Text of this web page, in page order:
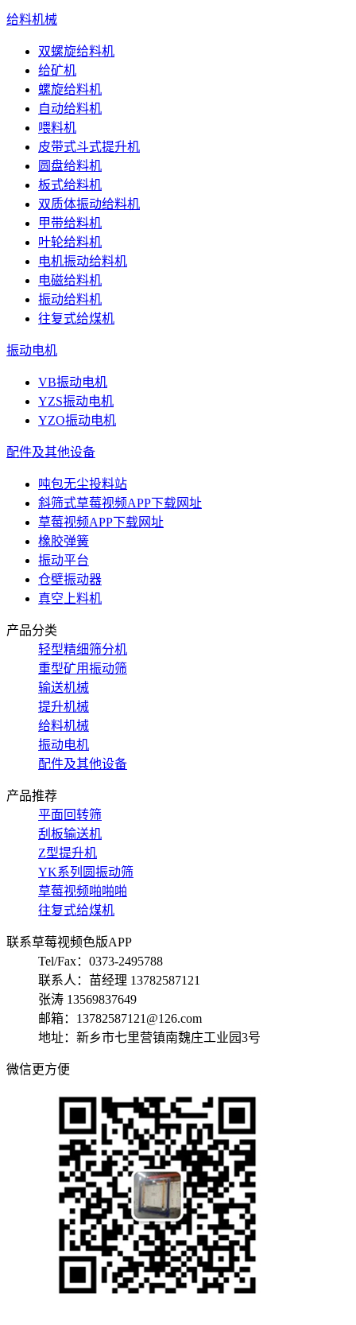
给料机械
双螺旋给料机
给矿机
螺旋给料机
自动给料机
喂料机
皮带式斗式提升机
圆盘给料机
板式给料机
双质体振动给料机
甲带给料机
叶轮给料机
电机振动给料机
电磁给料机
振动给料机
往复式给煤机
振动电机
VB振动电机
YZS振动电机
YZO振动电机
配件及其他设备
吨包无尘投料站
斜筛式草莓视频APP下载网址
草莓视频APP下载网址
橡胶弹簧
振动平台
仓壁振动器
真空上料机
产品分类
轻型精细筛分机
重型矿用振动筛
输送机械
提升机械
给料机械
振动电机
配件及其他设备
产品推荐
平面回转筛
刮板输送机
Z型提升机
YK系列圆振动筛
草莓视频啪啪啪
往复式给煤机
联系草莓视频色版APP
Tel/Fax：0373-2495788
联系人：苗经理 13782587121
张涛 13569837649
邮箱：13782587121@126.com
地址：新乡市七里营镇南魏庄工业园3号
微信更方便